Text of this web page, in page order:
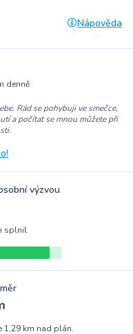
Nápověda
denně
Rád se pohybuji ve smečce,
a počítat se mnou můžete při
výzvou
splnil.
1,29 km nad plán.